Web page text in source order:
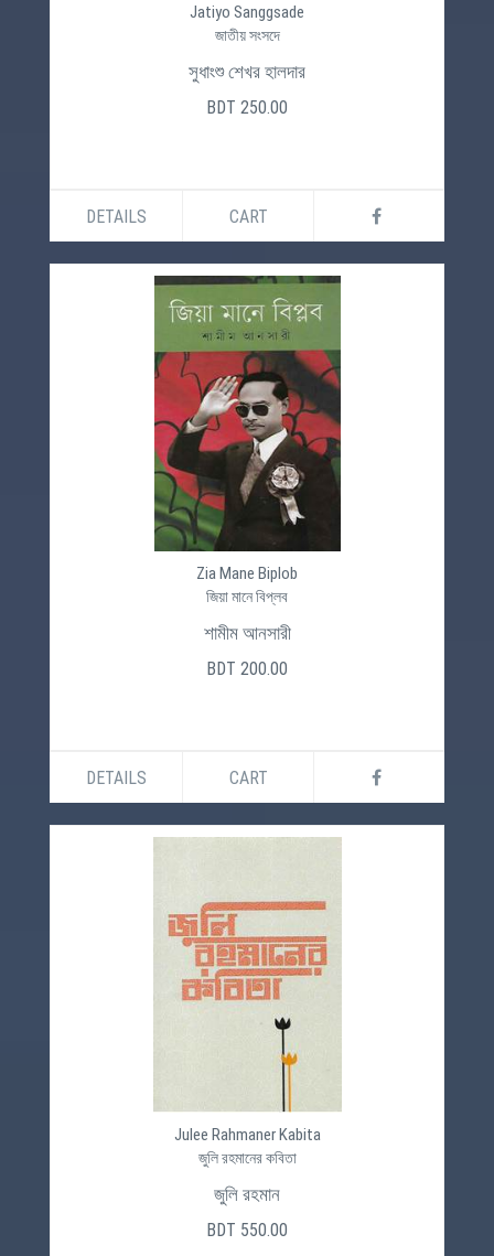
Jatiyo Sanggsade
জাতীয় সংসদে
সুধাংশু শেখর হালদার
BDT 250.00
DETAILS CART
Zia Mane Biplob
জিয়া মানে বিপ্লব
শামীম আনসারী
BDT 200.00
DETAILS CART
Julee Rahmaner Kabita
জুলি রহমানের কবিতা
জুলি রহমান
BDT 550.00